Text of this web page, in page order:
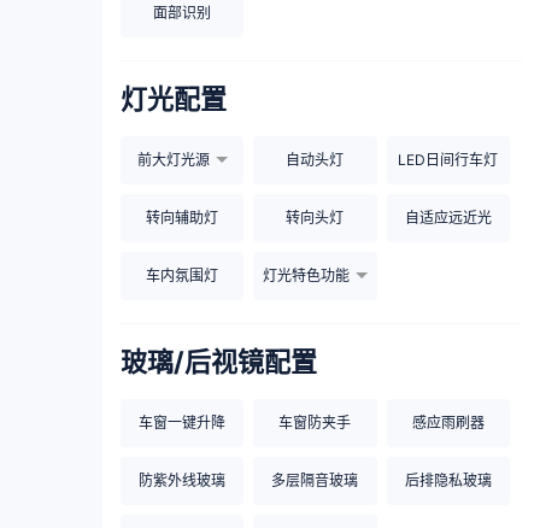
面部识别
灯光配置
前大灯光源 自动头灯 LED日间行车灯
转向辅助灯 转向头灯 自适应远近光
车内氛围灯 灯光特色功能
玻璃/后视镜配置
车窗一键升降 车窗防夹手 感应雨刷器
防紫外线玻璃 多层隔音玻璃 后排隐私玻璃